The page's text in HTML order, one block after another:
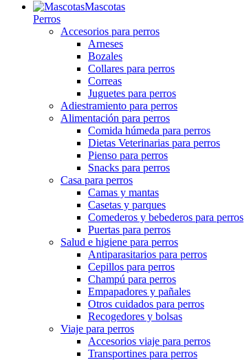
Mascotas
Perros
Accesorios para perros
Arneses
Bozales
Collares para perros
Correas
Juguetes para perros
Adiestramiento para perros
Alimentación para perros
Comida húmeda para perros
Dietas Veterinarias para perros
Pienso para perros
Snacks para perros
Casa para perros
Camas y mantas
Casetas y parques
Comederos y bebederos para perros
Puertas para perros
Salud e higiene para perros
Antiparasitarios para perros
Cepillos para perros
Champú para perros
Empapadores y pañales
Otros cuidados para perros
Recogedores y bolsas
Viaje para perros
Accesorios viaje para perros
Transportines para perros